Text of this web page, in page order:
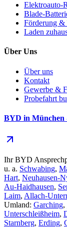
Elektroauto-
Blade-
Förderung
Laden
Über Uns
Über uns
Kontakt
Gewerbe &
Probefahrt
BYD in München
Ihr BYD
u. a. Schwabing,
Hart, Neuhausen-
Au-Haidhausen,
Laim, Allach-
Umland: Garching,
Unterschleißheim,
Starnberg, Erding,